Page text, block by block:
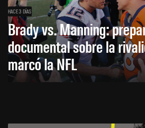
HACE 3 DÍAS
Brady vs. Manning:
documental sobre la
marcó la NFL